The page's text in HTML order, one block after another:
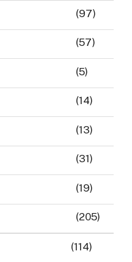
(97)
(57)
(5)
(14)
(13)
(31)
(19)
(205)
(114)